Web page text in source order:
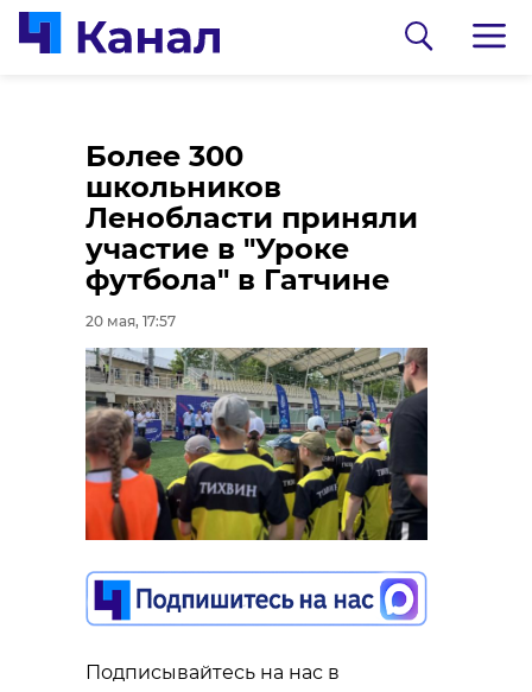
Более 300
школьников
Ленобласти приняли
участие в "Уроке
футбола" в Гатчине
20 мая, 17:57
Подписывайтесь на нас в
Во Всеволожском
районе иностранца
осудили на 7 лет за
убийство
соотечественника
20 мая, 17:00
Подписывайтесь на нас в
Видео: ГУ МВД РФ по Петербургу и
Ленобласти
Полиция проверяет
обстоятельства
смертельного ДТП на
Мурманском шоссе